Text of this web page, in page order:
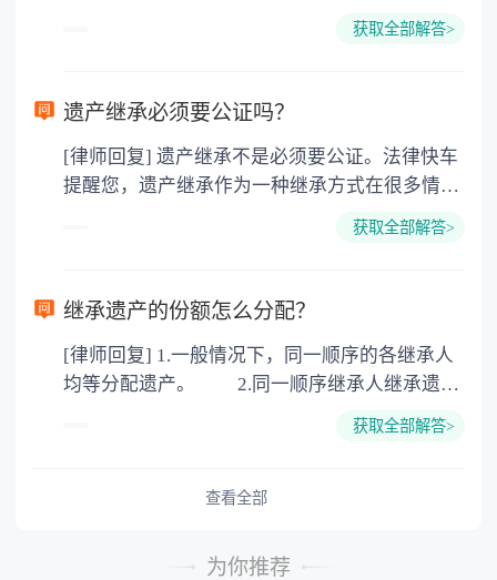
所得税、契税和公证费。赠与过户是没有增值税
要缴纳公证费，具体如下： 1. 公证费：按房
3. 印花税：按房屋评估价的0.05%缴纳 4. 土
地增值税：按房价1%缴纳 5. 房屋产权登记费：
获取全部解答>
遗产继承必须要公证吗？
[律师回复] 遗产继承不是必须要公证。法律快车
提醒您，遗产继承作为一种继承方式在很多情况
下都是不需要公证的，当然，如果需要公正的也
以防对财产继承发生纠纷，可以对遗产继承进行
公证。
获取全部解答>
继承遗产的份额怎么分配？
[律师回复] 1.一般情况下，同一顺序的各继承人
均等分配遗产。 2.同一顺序继承人继承遗产
或者与被继承人共同生活的继承人，分配遗产
的继承人，不尽扶养义务的，分配遗产时，应当
获取全部解答>
查看全部
为你推荐